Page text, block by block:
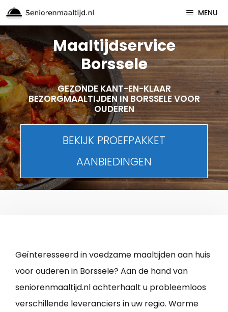
Spring
naar
inhoud
MENU
Maaltijdservice
Borssele
GEZONDE KANT-EN-KLAAR
BEZORGMAALTIJDEN IN BORSSELE VOOR
OUDEREN
BEKIJK PROEFPAKKET
AANBIEDINGEN
Geïnteresseerd in voedzame maaltijden aan huis
voor ouderen in Borssele? Aan de hand van
seniorenmaaltijd.nl achterhaalt u probleemloos
verschillende leveranciers in uw regio. Warme